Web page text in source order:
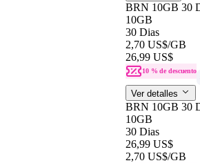
BRN 10GB 30
10GB
30 Dias
2,70 US$/GB
26,99 US$
10 % de descuento
Ver detalles
BRN 10GB 30
10GB
30 Dias
26,99 US$
2,70 US$/GB